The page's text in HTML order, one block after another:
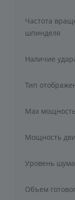
Частота
шпинделя
Наличие
Тип
Max
Мощность
Уровень шума
Объем